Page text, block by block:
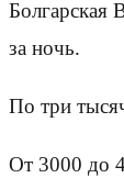
Болгарская
за ночь.
По три
От 3000 до